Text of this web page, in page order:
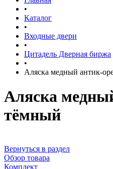
•
Каталог
•
Входные двери
•
Цитадель Дверная биржа
•
Аляска медный антик-
Аляска
тёмный
Вернуться в раздел
Обзор товара
Комплект